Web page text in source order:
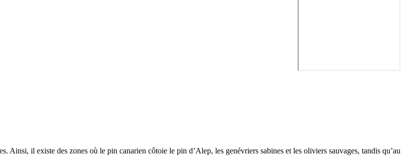
Ainsi, il existe des zones où le pin canarien côtoie le pin d’Alep, les genévriers sabines et les oliviers sauvages, tandis qu’au